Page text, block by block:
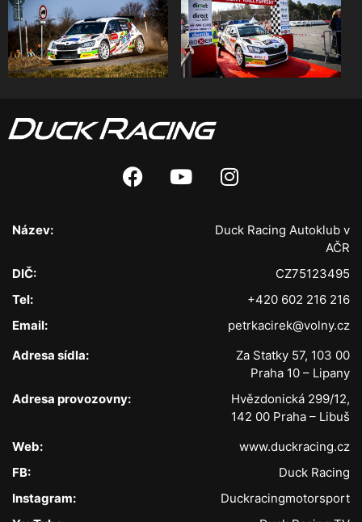
Název:
Duck Racing Autoklub v
AČR
DIČ:
CZ75123495
Tel:
+420 602 216 216
Email:
petrkacirek@volny.cz
Adresa sídla:
Za Statky 57, 103 00
Praha 10 – Lipany
Adresa provozovny:
Hvězdonická 299/12,
142 00 Praha – Libuš
Web:
www.duckracing.cz
FB:
Duck Racing
Instagram:
Duckracingmotorsport